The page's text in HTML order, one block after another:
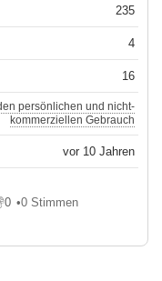
235
4
16
persönlichen und nicht-
kommerziellen Gebrauch
vor 10 Jahren
0 mir nicht
•0 Stimmen